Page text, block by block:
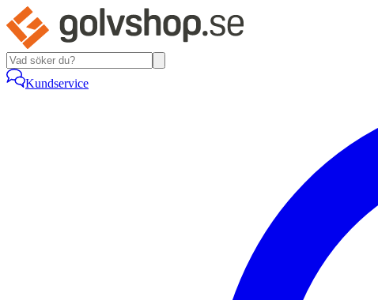
Kundservice